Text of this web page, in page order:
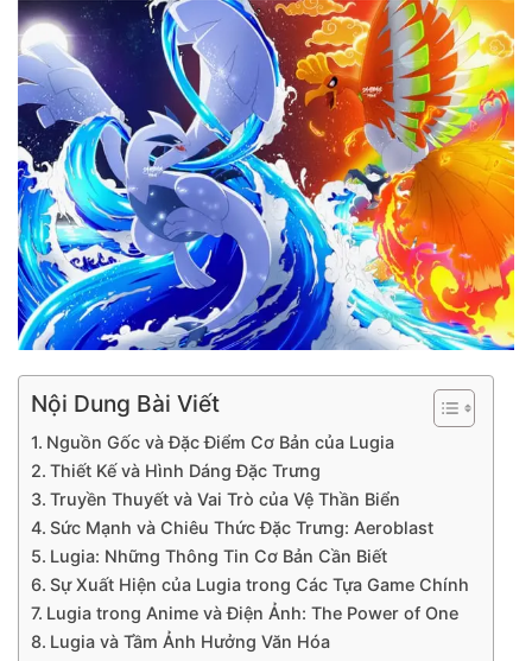
Nội Dung Bài Viết
Nguồn Gốc và Đặc Điểm Cơ Bản của Lugia
Thiết Kế và Hình Dáng Đặc Trưng
Truyền Thuyết và Vai Trò của Vệ Thần Biển
Sức Mạnh và Chiêu Thức Đặc Trưng: Aeroblast
Lugia: Những Thông Tin Cơ Bản Cần Biết
Sự Xuất Hiện của Lugia trong Các Tựa Game Chính
Lugia trong Anime và Điện Ảnh: The Power of One
Lugia và Tầm Ảnh Hưởng Văn Hóa